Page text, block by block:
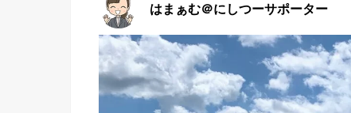
はまぁむ＠にしつーサポーター